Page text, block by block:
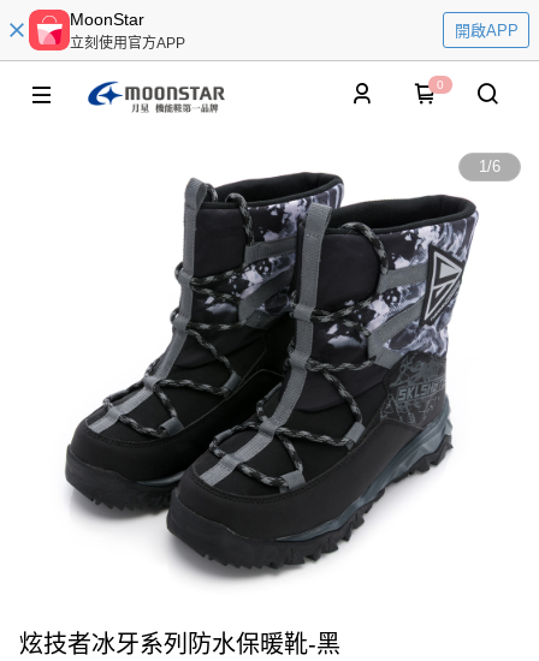
MoonStar
立刻使用官方APP
開啟APP
0
1/6
炫技者冰牙系列防水保暖靴-黑